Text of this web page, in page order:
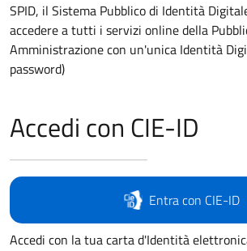
SPID, il Sistema Pubblico di Identità
accedere a tutti i servizi online della
Amministrazione con un'unica Identità
password)
Accedi con CIE-ID
Entra con CIE-ID
Accedi con la tua carta d'Identità